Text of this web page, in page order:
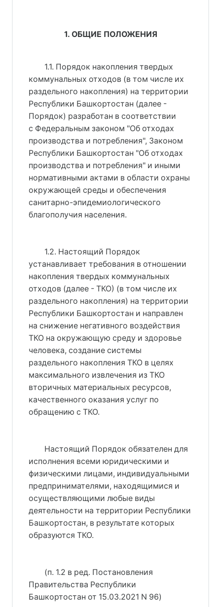
1. ОБЩИЕ ПОЛОЖЕНИЯ
1.1. Порядок накопления твердых
коммунальных отходов (в том числе их
раздельного накопления) на территории
Республики Башкортостан (далее -
Порядок) разработан в соответствии
с Федеральным законом "Об отходах
производства и потребления", Законом
Республики Башкортостан "Об отходах
производства и потребления" и иными
нормативными актами в области охраны
окружающей среды и обеспечения
санитарно-эпидемиологического
благополучия населения.
1.2. Настоящий Порядок
устанавливает требования в отношении
накопления твердых коммунальных
отходов (далее - ТКО) (в том числе их
раздельного накопления) на территории
Республики Башкортостан и направлен
на снижение негативного воздействия
ТКО на окружающую среду и здоровье
человека, создание системы
раздельного накопления ТКО в целях
максимального извлечения из ТКО
вторичных материальных ресурсов,
качественного оказания услуг по
обращению с ТКО.
Настоящий Порядок обязателен для
исполнения всеми юридическими и
физическими лицами, индивидуальными
предпринимателями, находящимися и
осуществляющими любые виды
деятельности на территории Республики
Башкортостан, в результате которых
образуются ТКО.
(п. 1.2 в ред. Постановления
Правительства Республики
Башкортостан от 15.03.2021 N 96)